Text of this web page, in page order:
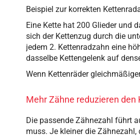
Beispiel zur korrekten
Eine Kette hat 200 Glieder und
sich der Kettenzug durch die
jedem 2. Kettenradzahn eine
dasselbe Kettengelenk auf
Wenn Kettenräder
Mehr Zähne reduzieren
Die passende Zähnezahl führt
muss. Je kleiner die